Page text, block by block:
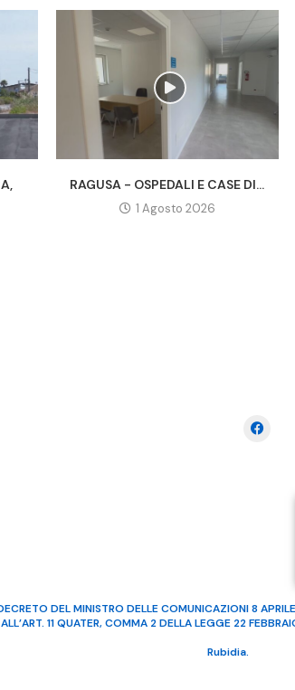
RAGUSA - OSPEDALI E CASE DI...
1 Agosto 2026
DEL MINISTRO DELLE COMUNICAZIONI 8
ALL’ART. 11 QUATER, COMMA 2 DELLA LEGGE 22
Rubidia. Tutti i